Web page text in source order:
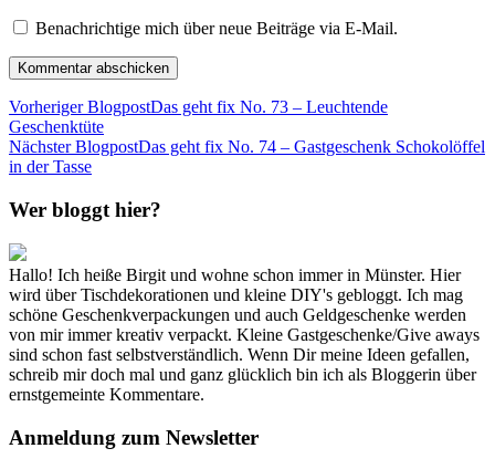
Benachrichtige mich über neue Beiträge via E-Mail.
Vorheriger BlogpostDas geht fix No. 73 – Leuchtende
Geschenktüte
Nächster BlogpostDas geht fix No. 74 – Gastgeschenk Schokolöffel
in der Tasse
Wer bloggt hier?
Hallo! Ich heiße Birgit und wohne schon immer in Münster. Hier
wird über Tischdekorationen und kleine DIY's gebloggt. Ich mag
schöne Geschenkverpackungen und auch Geldgeschenke werden
von mir immer kreativ verpackt. Kleine Gastgeschenke/Give aways
sind schon fast selbstverständlich. Wenn Dir meine Ideen gefallen,
schreib mir doch mal und ganz glücklich bin ich als Bloggerin über
ernstgemeinte Kommentare.
Anmeldung zum Newsletter